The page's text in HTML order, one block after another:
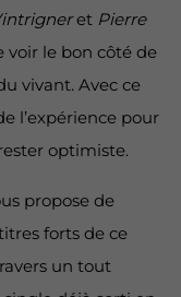
et Pierre
voir le bon côté de
vivant. Avec ce
l’expérience pour
optimiste.
propose de
forts de ce
un tout